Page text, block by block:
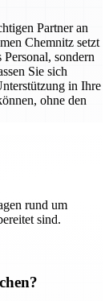
Partner an
Chemnitz setzt
sondern
Sie sich
in Ihre
ohne den
rund um
sind.